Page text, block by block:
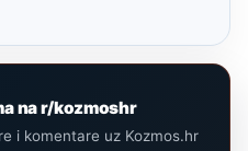
na r/kozmoshr
i komentare uz Kozmos.hr